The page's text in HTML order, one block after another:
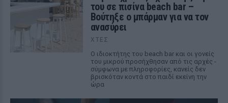
του σε πισίνα beach bar –
Βούτηξε ο μπάρμαν για να τον
ανασύρει
ΧΤΕΣ
Ο ιδιοκτήτης του beach bar και οι γονείς
του μικρού προσήχθησαν από τις αρχές -
σύμφωνα με πληροφορίες, κανείς δεν
βρισκόταν κοντά στο παιδί εκείνη την
ώρα